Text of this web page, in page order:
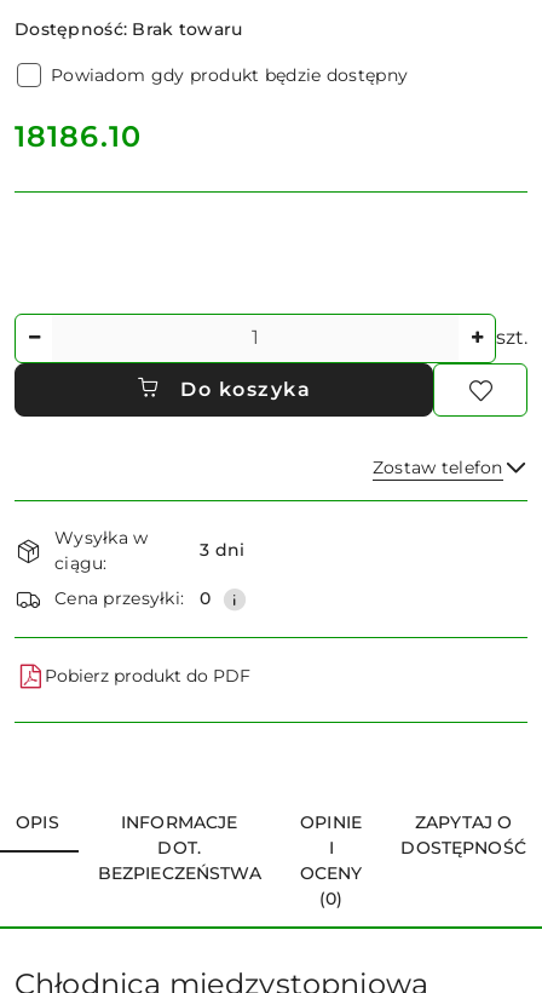
Dostępność: Brak towaru
Powiadom gdy produkt będzie dostępny
cena:
18186.10
Ilość szt.
Do koszyka
Zostaw telefon
Dostępność
i
dostawa
Wysyłka w
ciągu:
3 dni
Cena przesyłki: 0
Pobierz produkt do PDF
OPIS
INFORMACJE
DOT.
BEZPIECZEŃSTWA
OPINIE
I
OCENY
(0)
ZAPYTAJ O
DOSTĘPNOŚĆ
Chłodnica międzystopniowa